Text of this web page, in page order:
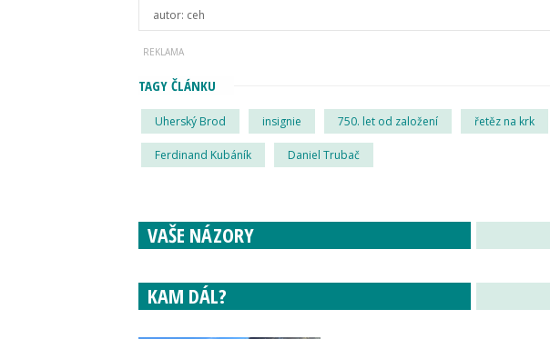
autor: ceh
TAGY ČLÁNKU
Uherský Brod insignie 750. let od založení řetěz na krk
Ferdinand Kubáník Daniel Trubač
VAŠE NÁZORY
KAM DÁL?